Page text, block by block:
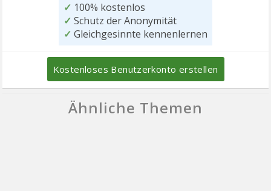
✓ 100% kostenlos
✓ Schutz der Anonymität
✓ Gleichgesinnte kennenlernen
Kostenloses Benutzerkonto erstellen
Ähnliche Themen